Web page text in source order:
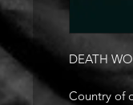
DEATH
Country of